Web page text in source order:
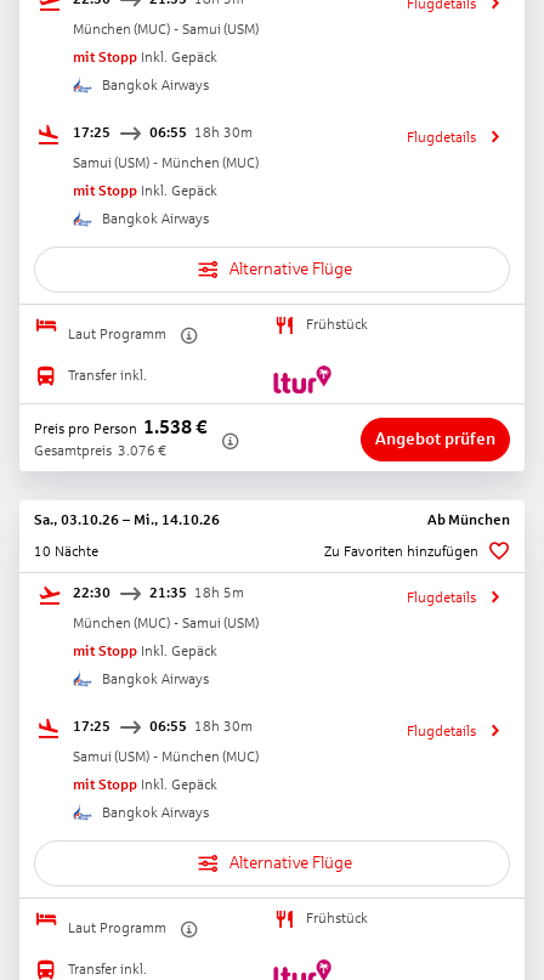
München (MUC) - Samui (USM)
mit Stopp Inkl. Gepäck
Bangkok Airways
17:25 06:55 18h 30m
Samui (USM) - München (MUC)
mit Stopp Inkl. Gepäck
Bangkok Airways
Flugdetails
Alternative Flüge
Laut Programm
Frühstück
Transfer inkl.
Preis pro Person 1.538€
Gesamtpreis 3.076 €
Angebot prüfen
Sa., 03.10.26 – Mi., 14.10.26 Ab München
10 Nächte
Zu Favoriten hinzufügen
22:30 21:35 18h 5m
München (MUC) - Samui (USM)
mit Stopp Inkl. Gepäck
Bangkok Airways
Flugdetails
17:25 06:55 18h 30m
Samui (USM) - München (MUC)
mit Stopp Inkl. Gepäck
Bangkok Airways
Flugdetails
Alternative Flüge
Laut Programm
Frühstück
Transfer inkl.